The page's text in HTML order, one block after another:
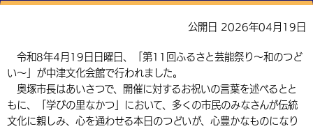
言語を選択
英語（English） 中国語（簡体字）
中国語（繁体字） 韓国語（한국어）
保険・年金
福祉・介護 健康・予防
税金 住宅・インフラ
環境・衛生 生涯学習・スポーツ・人権
入札・契約 産業・雇用
農林水産業 税金
都市整備
子育て・教育
施設情報 子どもを預ける
手当・助成 健康・医療
観光・移住
観光なび スポットを探す
市政情報
公開日 2026年04月19日
令和8年4月19日日曜日、「第11回ふるさと芸能祭り～和のつど
い～」が中津文化会館で行われました。
奥塚市長はあいさつで、開催に対するお祝いの言葉を述べるとと
もに、「学びの里なかつ」において、多くの市民のみなさんが伝統
文化に親しみ、心を通わせる本日のつどいが、心豊かなものになり